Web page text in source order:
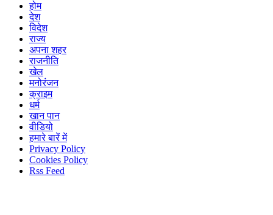
होम
देश
विदेश
राज्य
अपना शहर
राजनीति
खेल
मनोरंजन
क्राइम
धर्म
खान पान
वीडियो
हमारे बारें में
Privacy Policy
Cookies Policy
Rss Feed